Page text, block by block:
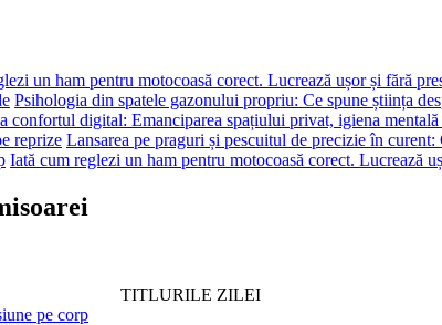
un ham pentru motocoasă corect. Lucrează ușor și fără
Psihologia din spatele gazonului propriu: Ce spune știința
confortul digital: Emanciparea spațiului privat, igiena
reprize Lansarea pe praguri și pescuitul de precizie în
Iată cum reglezi un ham pentru motocoasă corect. Lucrează
TITLURILE ZILEI